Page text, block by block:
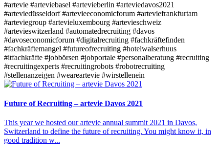
#artevie #arteviebasel #artevieberlin #arteviedavos2021
#arteviedüsseldorf#artevieeconomicforum #arteviefrankfurtam
#arteviegroup #artevieluxembourg #artevieschweiz
#artevieswitzerland #automatedrecruiting #davos
#davoseconomicforum #digitalrecruiting #fachkräftefinden
#fachkräftemangel #futureofrecruiting #hotelwalserhuus
#itfachkräfte #jobbörsen #jobportale #personalberatung #recruiting
#recruitingexperts #recruitingrobots #robotrecruiting
#stellenanzeigen #weareartevie #wirstellenein
Future of Recruiting – artevie Davos 2021
This year we hosted our artevie annual summit 2021 in Davos,
Switzerland to define the future of recruiting. You might know it, in
good tradition w...